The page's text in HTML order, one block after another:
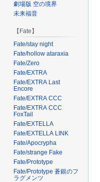
劇場版 空の境界
未来福音
【Fate】
Fate/stay night
Fate/hollow ataraxia
Fate/Zero
Fate/EXTRA
Fate/EXTRA Last
Encore
Fate/EXTRA CCC
Fate/EXTRA CCC
FoxTail
Fate/EXTELLA
Fate/EXTELLA LINK
Fate/Apocrypha
Fate/strange Fake
Fate/Prototype
Fate/Prototype 蒼銀のフ
ラグメンツ